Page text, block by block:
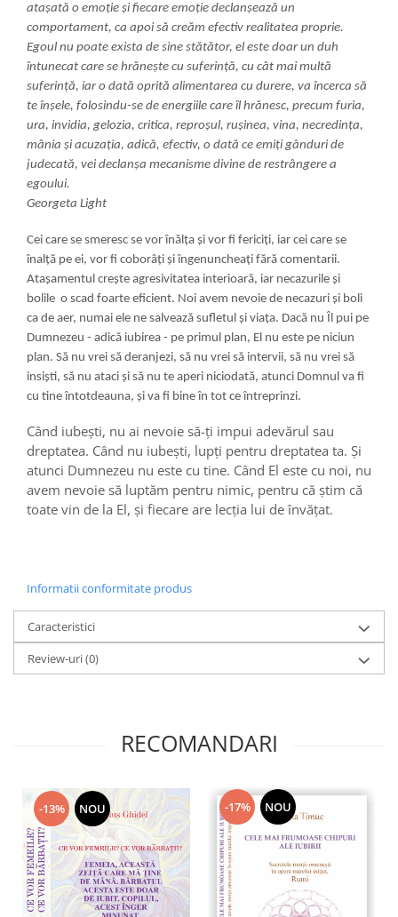
atașată o emoție și fiecare emoție declanșează un
comportament, ca apoi să creăm efectiv realitatea proprie.
Egoul nu poate exista de sine stătător, el este doar un duh
întunecat care se hrănește cu suferință, cu cât mai multă
suferință, iar o dată oprită alimentarea cu durere, va încerca să
te înșele, folosindu-se de energiile care îl hrănesc, precum furia,
ura, invidia, gelozia, critica, reproșul, rușinea, vina, necredința,
mânia și acuzația, adică, efectiv, o dată ce emiți gânduri de
judecată, vei declanșa mecanisme divine de restrângere a
egoului.
Georgeta Light
Cei care se smeresc se vor înălța și vor fi fericiți, iar cei care se
înalță pe ei, vor fi coborâți și îngenuncheați fără comentarii.
Atașamentul crește agresivitatea interioară, iar necazurile și
bolile o scad foarte eficient. Noi avem nevoie de necazuri și boli
ca de aer, numai ele ne salvează sufletul și viața. Dacă nu Îl pui pe
Dumnezeu - adică iubirea - pe primul plan, El nu este pe niciun
plan. Să nu vrei să deranjezi, să nu vrei să intervii, să nu vrei să
insiști, să nu ataci și să nu te aperi niciodată, atunci Domnul va fi
cu tine întotdeauna, și va fi bine în tot ce întreprinzi.
Când iubești, nu ai nevoie să-ți impui adevărul sau
dreptatea. Când nu iubești, lupți pentru dreptatea ta. Și
atunci Dumnezeu nu este cu tine. Când El este cu noi, nu
avem nevoie să luptăm pentru nimic, pentru că știm că
toate vin de la El, și fiecare are lecția lui de învățat.
Informatii conformitate produs
Caracteristici
Review-uri(0)
RECOMANDARI
-13% NOU -17% NOU